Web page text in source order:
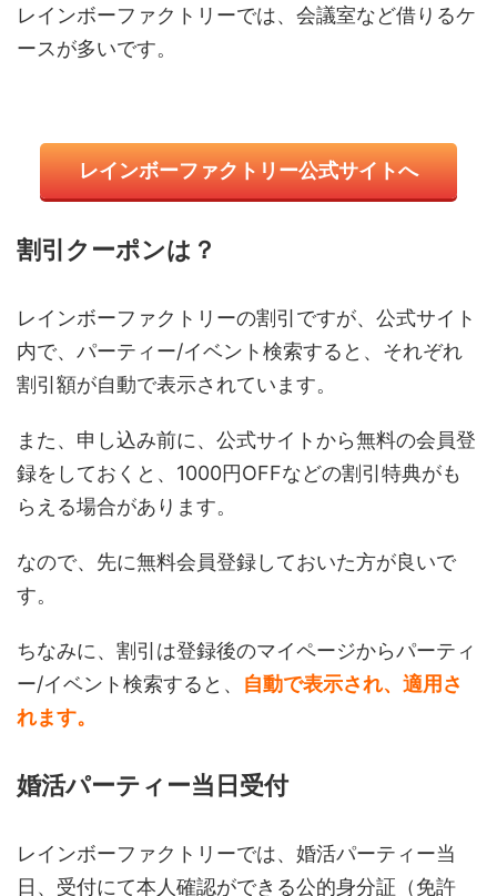
レインボーファクトリーでは、会議室など借りるケ
ースが多いです。
レインボーファクトリー公式サイトへ
割引クーポンは？
レインボーファクトリーの割引ですが、公式サイト
内で、パーティー/イベント検索すると、それぞれ
割引額が自動で表示されています。
また、申し込み前に、公式サイトから無料の会員登
録をしておくと、1000円OFFなどの割引特典がも
らえる場合があります。
なので、先に無料会員登録しておいた方が良いで
す。
ちなみに、割引は登録後のマイページからパーティ
ー/イベント検索すると、 自動で表示され、適用さ
れます。
婚活パーティー当日受付
レインボーファクトリーでは、婚活パーティー当
日、受付にて本人確認ができる公的身分証（免許